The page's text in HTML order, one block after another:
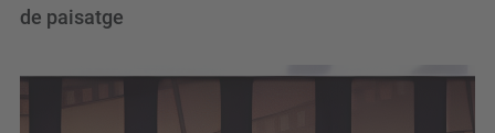
de paisatge